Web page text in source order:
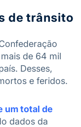
de trânsito
de 64 mil
Desses,
e feridos.
um total de
dados da